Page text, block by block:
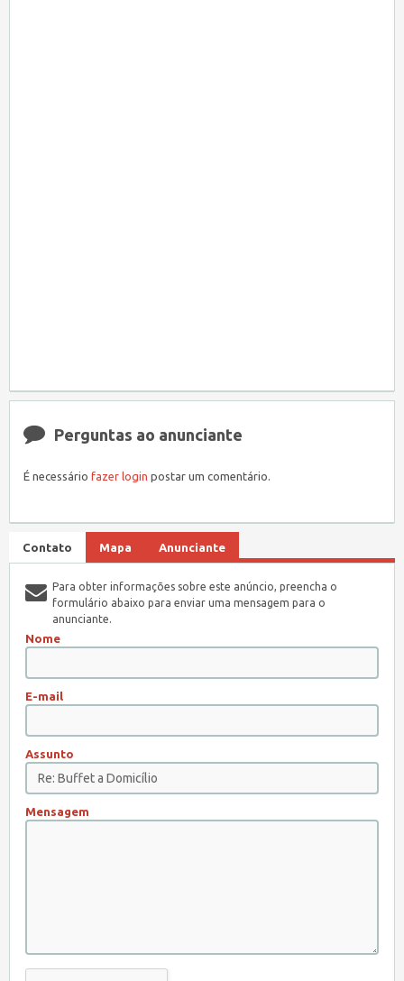
Perguntas ao anunciante
É necessário fazer login postar um comentário.
Contato Mapa Anunciante
Para obter informações sobre este anúncio, preencha o
formulário abaixo para enviar uma mensagem para o
anunciante.
Nome
E-mail
Assunto
Mensagem